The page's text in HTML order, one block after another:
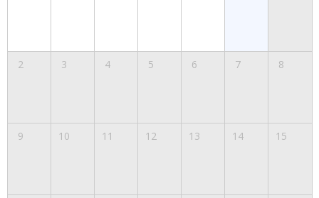
2 3 4 5 6 7 8
9 10 11 12 13 14 15